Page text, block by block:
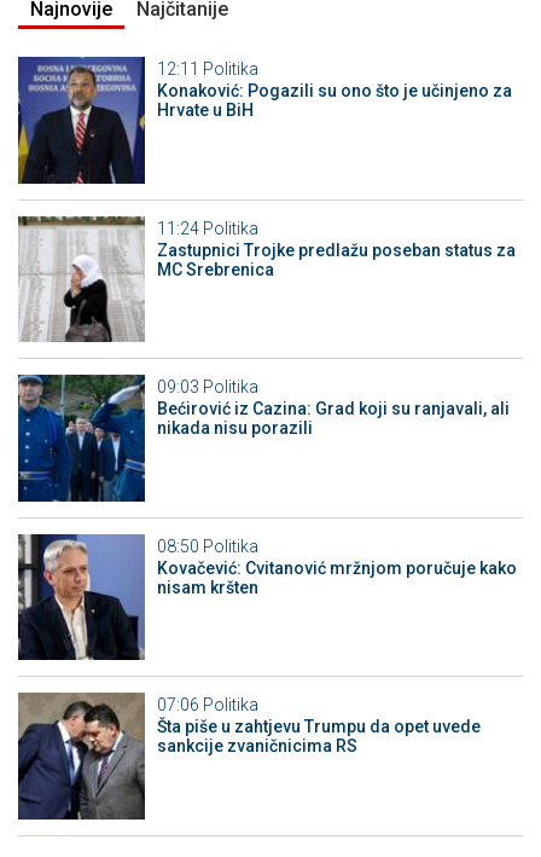
Najnovije Najčitanije
12:11 Politika
Konaković: Pogazili su ono što je učinjeno za
Hrvate u BiH
11:24 Politika
Zastupnici Trojke predlažu poseban status za
MC Srebrenica
09:03 Politika
Bećirović iz Cazina: Grad koji su ranjavali, ali
nikada nisu porazili
08:50 Politika
Kovačević: Cvitanović mržnjom poručuje kako
nisam kršten
07:06 Politika
Šta piše u zahtjevu Trumpu da opet uvede
sankcije zvaničnicima RS